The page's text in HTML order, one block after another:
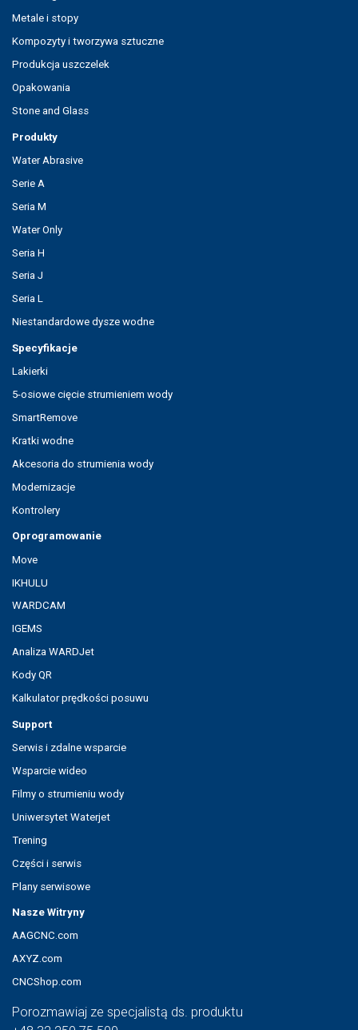
Metale i stopy
Kompozyty i tworzywa sztuczne
Produkcja uszczelek
Opakowania
Stone and Glass
Produkty
Water Abrasive
Serie A
Seria M
Water Only
Seria H
Seria J
Seria L
Niestandardowe dysze wodne
Specyfikacje
Lakierki
5-osiowe cięcie strumieniem wody
SmartRemove
Kratki wodne
Akcesoria do strumienia wody
Modernizacje
Kontrolery
Oprogramowanie
Move
IKHULU
WARDCAM
IGEMS
Analiza WARDJet
Kody QR
Kalkulator prędkości posuwu
Support
Serwis i zdalne wsparcie
Wsparcie wideo
Filmy o strumieniu wody
Uniwersytet Waterjet
Trening
Części i serwis
Plany serwisowe
Nasze Witryny
AAGCNC.com
AXYZ.com
CNCShop.com
Porozmawiaj ze specjalistą ds. produktu